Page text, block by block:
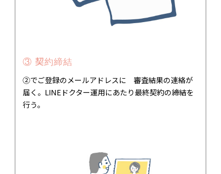
③ 契約締結
②でご登録のメールアドレスに 審査結果の連絡が
届く。LINEドクター運用にあたり最終契約の締結を
行う。